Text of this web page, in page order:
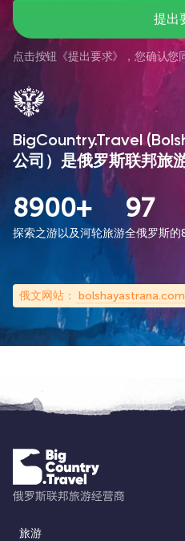
提出
点击按钮《提出要求》，您确认您
BigCountry.Travel
公司）是俄罗斯联邦旅
8900+
探索之游以及河轮旅游
97
全俄罗斯的
俄文网站： bolshayastrana.com
旅游